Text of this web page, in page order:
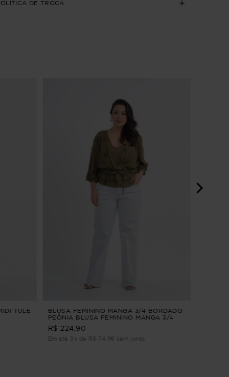
DE TROCA
TULE
BLUSA FEMININO MANGA 3/4 BORDADO
PEÔNIA BLUSA FEMININO MANGA 3/4
BORDADO Verde G2
R$ 224,90
Em até 3x de R$ 74,96 sem juros